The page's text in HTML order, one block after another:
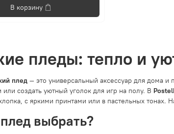
В корзину
пледы: тепло и
плед— это универсальный аксессуар для дома и
или создать уютный уголок для игр на полу. В
с яркими принтами или в пастельных
выбрать?